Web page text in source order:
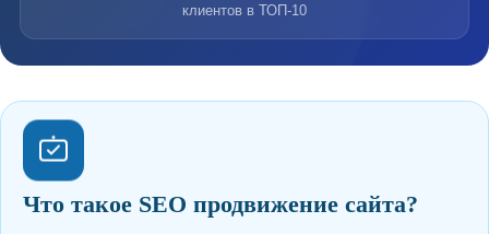
клиентов в ТОП-10
Что такое SEO продвижение сайта?